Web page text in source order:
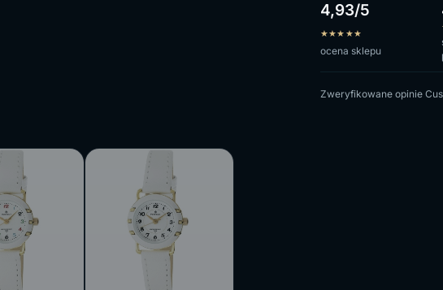
4,93/5
★★★ ★★
ocena sklepu
Zweryfikowane opinie